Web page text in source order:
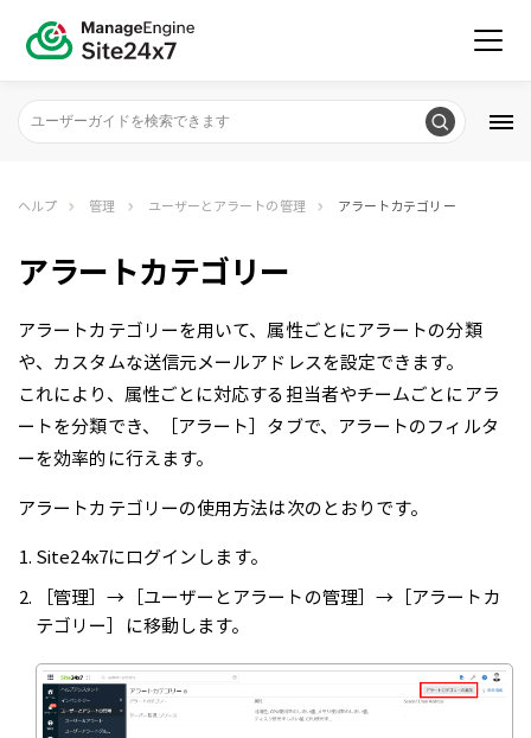
ヘルプ 管理 ユーザーとアラートの管理 アラートカテゴリー
アラートカテゴリー
アラートカテゴリーを用いて、属性ごとにアラートの分類
や、カスタムな送信元メールアドレスを設定できます。
これにより、属性ごとに対応する担当者やチームごとにアラ
ートを分類でき、［アラート］タブで、アラートのフィルタ
ーを効率的に行えます。
アラートカテゴリーの使用方法は次のとおりです。
Site24x7にログインします。
［管理］→［ユーザーとアラートの管理］→［アラートカ
テゴリー］に移動します。